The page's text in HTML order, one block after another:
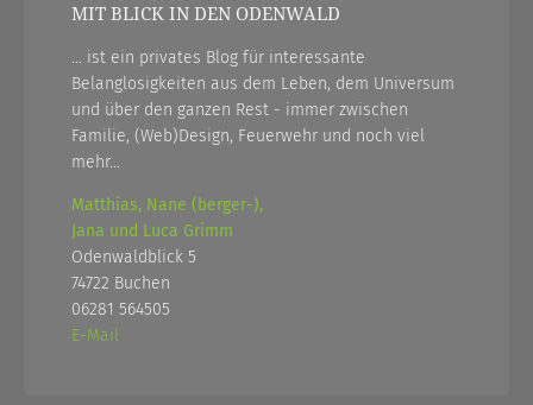
MIT BLICK IN DEN ODENWALD
... ist ein privates Blog für interessante
Belanglosigkeiten aus dem Leben, dem Universum
und über den ganzen Rest - immer zwischen
Familie, (Web)Design, Feuerwehr und noch viel
mehr...
Matthias, Nane (berger-),
Jana und Luca Grimm
Odenwaldblick 5
74722 Buchen
06281 564505
E-Mail